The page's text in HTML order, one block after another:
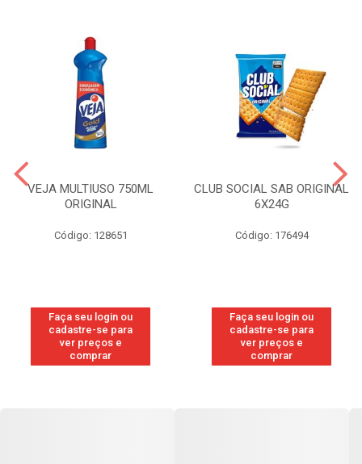
VEJA MULTIUSO 750ML
ORIGINAL
Código: 128651
Faça seu login ou
cadastre-se para
ver preços e
comprar
CLUB SOCIAL SAB ORIGINAL
6X24G
Código: 176494
Faça seu login ou
cadastre-se para
ver preços e
comprar